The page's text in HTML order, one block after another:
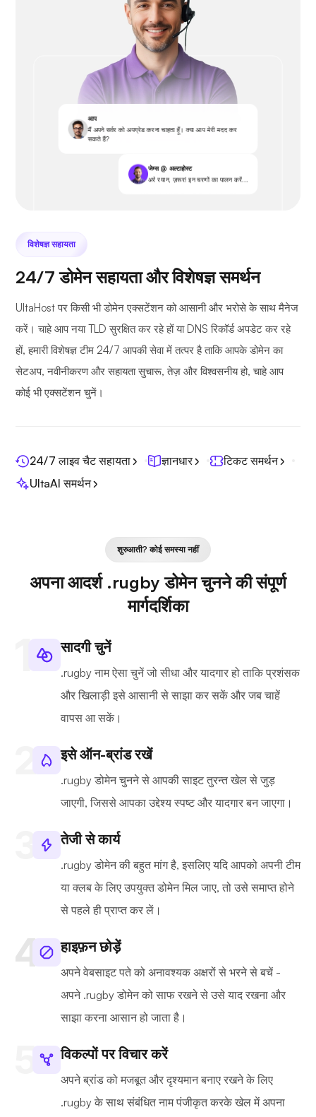
आप
मैं अपने सर्वर को अपग्रेड करना चाहता हूँ। क्या आप मेरी मदद कर
सकते हैं?
जेम्स @ अल्टाहोस्ट
अरे रयान, ज़रूर! इन चरणों का पालन करें...
विशेषज्ञ सहायता
24/7 डोमेन सहायता और विशेषज्ञ समर्थन
UltaHost पर किसी भी डोमेन एक्सटेंशन को आसानी और भरोसे के साथ मैनेज
करें। चाहे आप नया TLD सुरक्षित कर रहे हों या DNS रिकॉर्ड अपडेट कर रहे
हों, हमारी विशेषज्ञ टीम 24/7 आपकी सेवा में तत्पर है ताकि आपके डोमेन का
सेटअप, नवीनीकरण और सहायता सुचारू, तेज़ और विश्वसनीय हो, चाहे आप
कोई भी एक्सटेंशन चुनें।
24/7 लाइव चैट सहायता ज्ञानधार
टिकट समर्थन
UltaAI समर्थन
शुरुआती? कोई समस्या नहीं
अपना आदर्श .rugby डोमेन चुनने की संपूर्ण
मार्गदर्शिका
सादगी चुनें
.rugby नाम ऐसा चुनें जो सीधा और यादगार हो ताकि प्रशंसक
और खिलाड़ी इसे आसानी से साझा कर सकें और जब चाहें
वापस आ सकें।
इसे ऑन-ब्रांड रखें
.rugby डोमेन चुनने से आपकी साइट तुरन्त खेल से जुड़
जाएगी, जिससे आपका उद्देश्य स्पष्ट और यादगार बन जाएगा।
तेजी से कार्य
.rugby डोमेन की बहुत मांग है, इसलिए यदि आपको अपनी टीम
या क्लब के लिए उपयुक्त डोमेन मिल जाए, तो उसे समाप्त होने
से पहले ही प्राप्त कर लें।
हाइफ़न छोड़ें
अपने वेबसाइट पते को अनावश्यक अक्षरों से भरने से बचें -
अपने .rugby डोमेन को साफ रखने से उसे याद रखना और
साझा करना आसान हो जाता है।
विकल्पों पर विचार करें
अपने ब्रांड को मजबूत और दृश्यमान बनाए रखने के लिए
.rugby के साथ संबंधित नाम पंजीकृत करके खेल में अपना